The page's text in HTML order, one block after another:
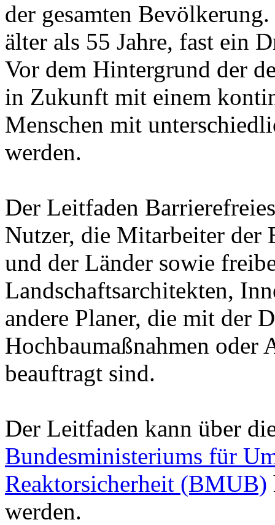
der gesamten
älter als 55 Jahre, fast ein
Vor dem Hintergrund der
in Zukunft mit einem
Menschen mit
werden.
Der Leitfaden
Nutzer, die Mitarbeiter der
und der Länder sowie
Landschaftsarchitekten,
andere Planer, die mit der
Hochbaumaßnahmen oder
beauftragt sind.
Der Leitfaden kann über
Bundesministeriums für
Reaktorsicherheit (BMUB)
werden.